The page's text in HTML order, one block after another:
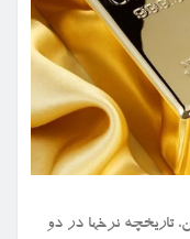
خبر آنلاین، تاریخچه نرخها در دو